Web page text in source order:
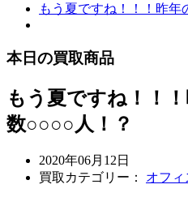
もう夏ですね！！！昨
本日の買取商品
もう夏ですね！！
数○○○○人！？
2020年06月12日
買取カテゴリー： オフ